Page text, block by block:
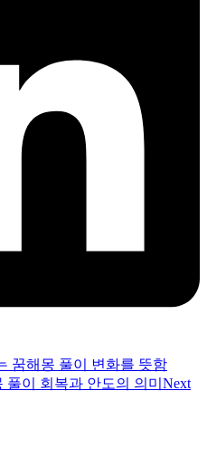
꿈해몽 풀이 변화를 뜻함
이 회복과 안도의 의미 Next